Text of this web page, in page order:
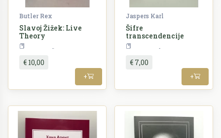
Butler Rex
Slavoj Žižek: Live
Theory
€ 10,00
+
Jaspers Karl
Šifre
transcendencije
€ 7,00
+